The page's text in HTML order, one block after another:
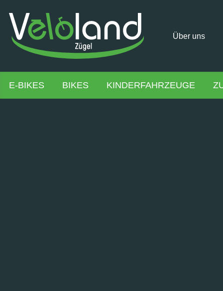
Über uns
E-BIKES BIKES KINDERFAHRZEUGE